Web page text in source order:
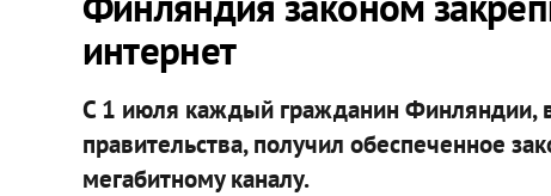
интернет
С 1 июля каждый гражданин Финляндии,
правительства, получил обеспеченное
мегабитному каналу.